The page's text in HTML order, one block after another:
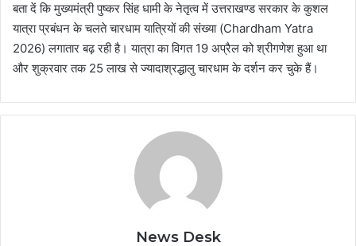
बता दें कि मुख्यमंत्री पुष्कर सिंह धामी के नेतृत्व में उत्तराखण्ड सरकार के कुशल
यात्रा प्रबंधन के चलते चारधाम यात्रियों की संख्या (Chardham Yatra
2026) लगातार बढ़ रही है। यात्रा का विगत 19 अप्रैल को श्रीगणेश हुआ था
और शुक्रवार तक 25 लाख से ज्यादाश्रद्धालु चारधाम के दर्शन कर चुके हैं।
News Desk